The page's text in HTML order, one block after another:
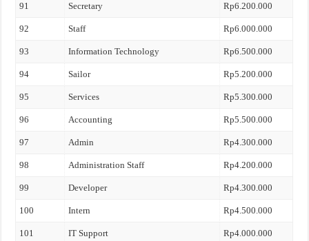
91 Secretary Rp6.200.000
92 Staff Rp6.000.000
93 Information Technology Rp6.500.000
94 Sailor Rp5.200.000
95 Services Rp5.300.000
96 Accounting Rp5.500.000
97 Admin Rp4.300.000
98 Administration Staff Rp4.200.000
99 Developer Rp4.300.000
100 Intern Rp4.500.000
101 IT Support Rp4.000.000